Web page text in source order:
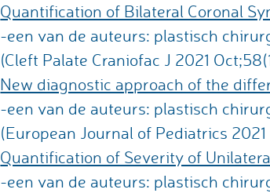
Quantification of Bilateral Coronal
-een van de auteurs: plastisch
(Cleft Palate Craniofac J 2021
New diagnostic approach of the
-een van de auteurs: plastisch
(European Journal of Pediatrics 2021
Quantification of Severity of
-een van de auteurs: plastisch